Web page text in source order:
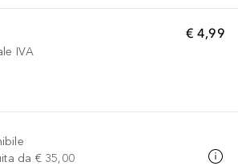
€ 4,99
IVA
da € 35,00